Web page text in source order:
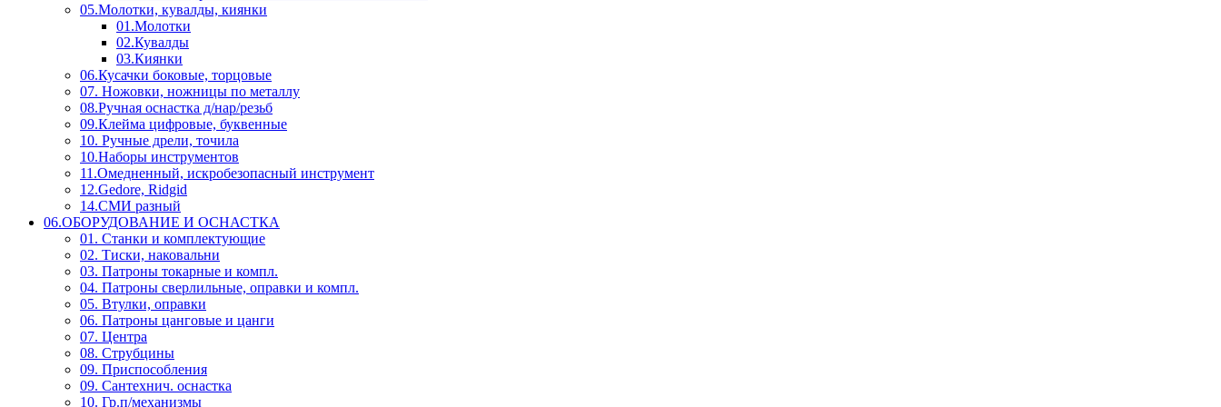
05.Молотки, кувалды, киянки
01.Молотки
02.Кувалды
03.Киянки
06.Кусачки боковые, торцовые
07. Ножовки, ножницы по металлу
08.Ручная оснастка д/нар/резьб
09.Клейма цифровые, буквенные
10. Ручные дрели, точила
10.Наборы инструментов
11.Омедненный, искробезопасный инструмент
12.Gedore, Ridgid
14.СМИ разный
06.ОБОРУДОВАНИЕ И ОСНАСТКА
01. Станки и комплектующие
02. Тиски, наковальни
03. Патроны токарные и компл.
04. Патроны сверлильные, оправки и компл.
05. Втулки, оправки
06. Патроны цанговые и цанги
07. Центра
08. Струбцины
09. Приспособления
09. Сантехнич. оснастка
10. Гр.п/механизмы